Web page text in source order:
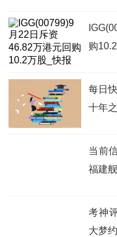
购
每日
十年
当前
福建
考神
大梦